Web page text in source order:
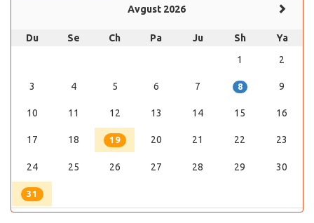
Avgust 2026
Du Se Ch Pa Ju Sh
Ya
1
2
3 4 5 6 7 8 9
10 11 12 13 14 15 16
17 18 19 20 21 22 23
24 25 26 27 28 29 30
31